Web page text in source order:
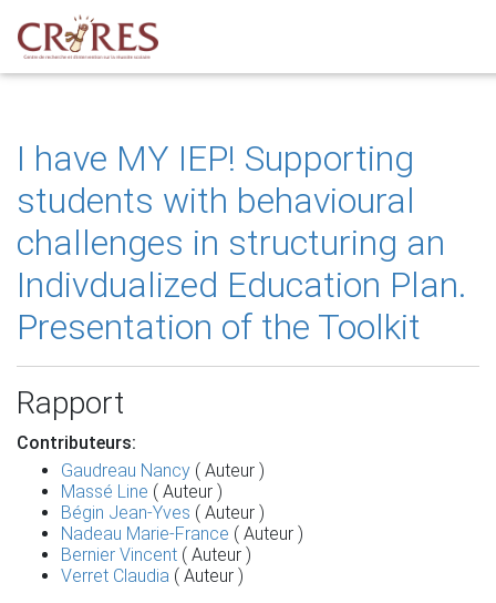
I have MY IEP! Supporting
students with behavioural
challenges in structuring an
Indivdualized Education Plan.
Presentation of the Toolkit
Rapport
Contributeurs:
Gaudreau Nancy ( Auteur )
Massé Line ( Auteur )
Bégin Jean-Yves ( Auteur )
Nadeau Marie-France ( Auteur )
Bernier Vincent ( Auteur )
Verret Claudia ( Auteur )